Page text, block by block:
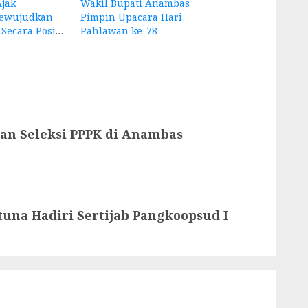
Kemerdekaan Secara Positif
Wakil Bupati Anambas
Pimpin Upacara Hari
Pahlawan ke-78
Seleksi PPPK di Anambas
Hadiri Sertijab Pangkoopsud I